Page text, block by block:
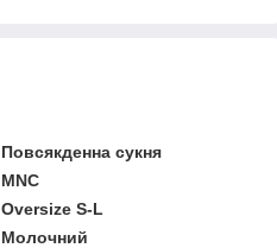
Повсякденна сукня
MNC
Oversize S-L
Молочний